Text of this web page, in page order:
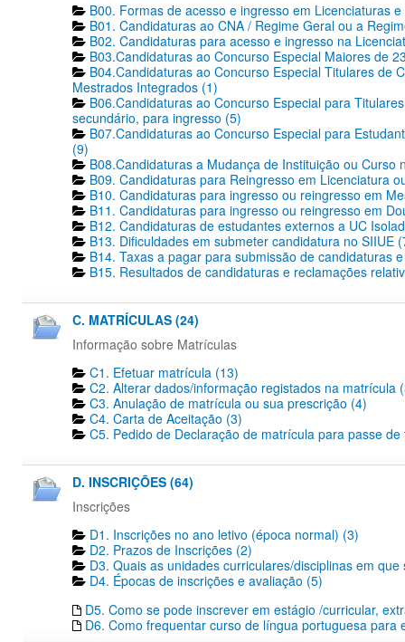
B00. Formas de acesso e ingresso em Licenciaturas
B01. Candidaturas ao CNA / Regime Geral ou a
B02. Candidaturas para acesso e ingresso na
B03.Candidaturas ao Concurso Especial Maiores de
B04.Candidaturas ao Concurso Especial Titulares de
Mestrados Integrados (1)
B06.Candidaturas ao Concurso Especial para
secundário, para ingresso (5)
B07.Candidaturas ao Concurso Especial para
(9)
B08.Candidaturas a Mudança de Instituição ou
B09. Candidaturas para Reingresso em Licenciatura
B10. Candidaturas para ingresso ou reingresso em
B11. Candidaturas para ingresso ou reingresso em
B12. Candidaturas de estudantes externos a UC
B13. Dificuldades em submeter candidatura no SIIUE
B14. Taxas a pagar para submissão de candidaturas
B15. Resultados de candidaturas e reclamações
C. MATRÍCULAS (24)
Informação sobre Matrículas
C1. Efetuar matrícula (13)
C2. Alterar dados/informação registados na matrícula
C3. Anulação de matrícula ou sua prescrição (4)
C4. Carta de Aceitação (3)
C5. Pedido de Declaração de matrícula para passe
D. INSCRIÇÕES (64)
Inscrições
D1. Inscrições no ano letivo (época normal) (3)
D2. Prazos de Inscrições (2)
D3. Quais as unidades curriculares/disciplinas em
D4. Épocas de inscrições e avaliação (5)
D5. Como se pode inscrever em estágio /curricular,
D6. Como frequentar curso de língua portuguesa para